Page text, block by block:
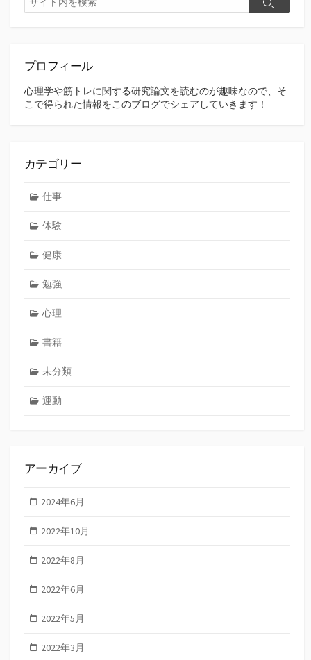
ー
送
り
索
検
プロフィール
心理学や筋トレに関する研究論文を読むのが趣味なので、そ
こで得られた情報をこのブログでシェアしていきます！
カテゴリー
仕事
体験
健康
勉強
心理
書籍
未分類
運動
アーカイブ
2024年6月
2022年10月
2022年8月
2022年6月
2022年5月
2022年3月